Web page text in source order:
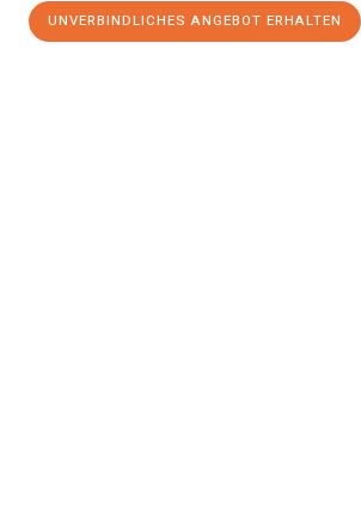
UNVERBINDLICHES ANGEBOT ERHALTEN